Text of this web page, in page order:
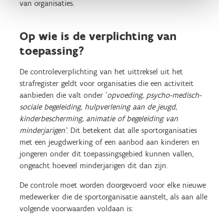
van organisaties.
Op wie is de verplichting van
toepassing?
De controleverplichting van het uittreksel uit het
strafregister geldt voor organisaties die een activiteit
aanbieden die valt onder ‘opvoeding, psycho-medisch-
sociale begeleiding, hulpverlening aan de jeugd,
kinderbescherming, animatie of begeleiding van
minderjarigen’. Dit betekent dat alle sportorganisaties
met een jeugdwerking of een aanbod aan kinderen en
jongeren onder dit toepassingsgebied kunnen vallen,
ongeacht hoeveel minderjarigen dit dan zijn.
De controle moet worden doorgevoerd voor elke nieuwe
medewerker die de sportorganisatie aanstelt, als aan alle
volgende voorwaarden voldaan is: